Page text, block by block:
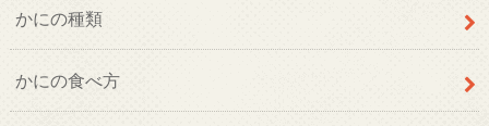
かにの種類
かにの食べ方